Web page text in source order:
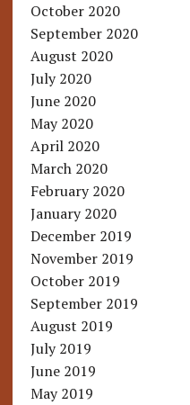
October 2020
September 2020
August 2020
July 2020
June 2020
May 2020
April 2020
March 2020
February 2020
January 2020
December 2019
November 2019
October 2019
September 2019
August 2019
July 2019
June 2019
May 2019